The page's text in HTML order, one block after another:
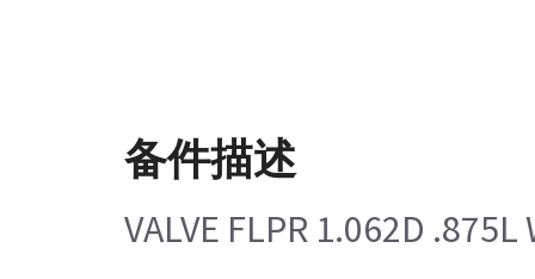
备件描述
VALVE FLPR 1.062D .875L